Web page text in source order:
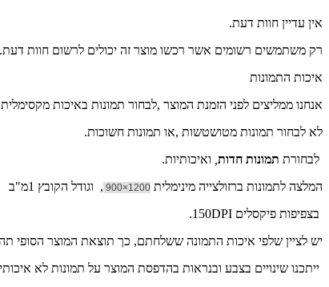
אין עדיין חוות דעת.
רק משתמשים רשומים אשר רכשו מוצר זה יכולים לרשום חוות דעת.
איכות התמונות
אנחנו ממליצים לפני הזמנת המוצר ,לבחור תמונות באיכות
לא לבחור תמונות מטושטשות ,או תמונות חשוכות.
לבחורת תמונות חדות ואיכותיות.
המלצה לתמונות ברזולצייה מינימלית 1200×900
, וגודל הקובץ 1מ"ב
בצפיפות פיקסלים 150DPI.
יש לציין שלפי איכות התמונה ששלחתם, כך תוצאת המוצר הסופי
ייתכנו שינויים בצבע ובנראות בהדפסת המוצר על תמונות לא